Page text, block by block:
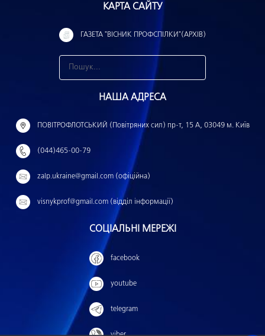
КАРТА САЙТУ
ГАЗЕТА "ВІСНИК ПРОФСПІЛКИ"(АРХІВ)
н
й
:
НАША АДРЕСА
ПОВІТРОФЛОТСЬКИЙ (Повітряних сил) пр-т, 15 А, 03049 м. Київ
(044)465-00-79
zalp.ukraine@gmail.com (офіційна)
visnykprof@gmail.com (відділ інформації)
СОЦІАЛЬНІ МЕРЕЖІ
facebook
youtube
telegram